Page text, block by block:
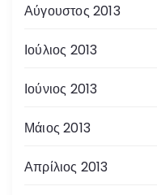
Αύγουστος 2013
Ιούλιος 2013
Ιούνιος 2013
Μάιος 2013
Απρίλιος 2013